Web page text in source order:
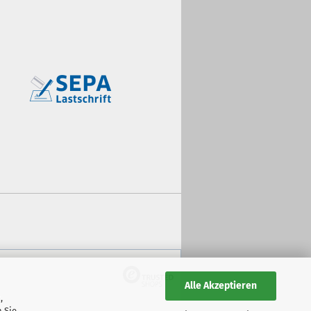
Alle Akzeptieren